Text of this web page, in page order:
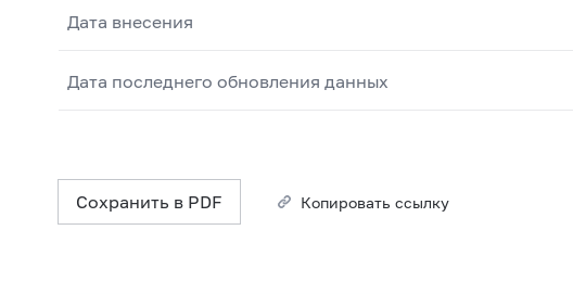
Дата внесения
Дата последнего обновления данных
Сохранить в PDF Копировать ссылку